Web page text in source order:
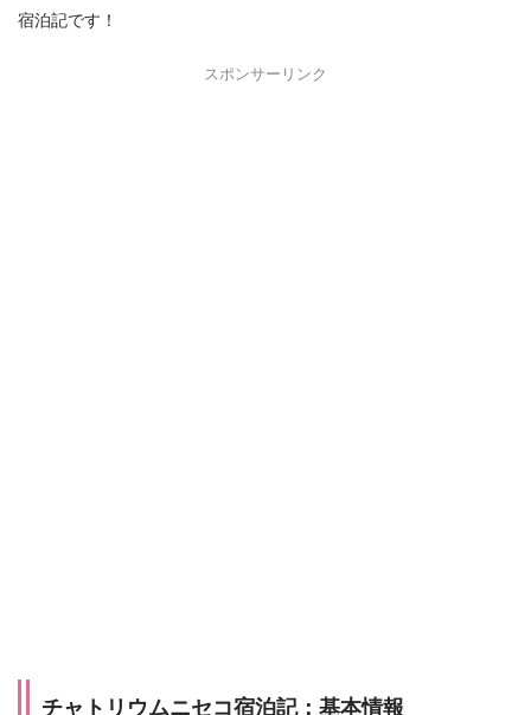
宿泊記です！
スポンサーリンク
チャトリウムニセコ宿泊記：基本情報